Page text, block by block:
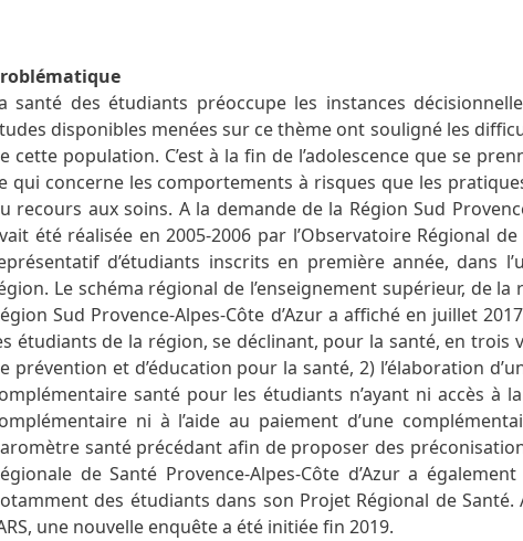
santé des étudiants préoccupe les instances
disponibles menées sur ce thème ont souligné les
cette population. C’est à la fin de l’adolescence que se
qui concerne les comportements à risques que les
recours aux soins. A la demande de la Région Sud
été réalisée en 2005-2006 par l’Observatoire Régional
d’étudiants inscrits en première année, dans
Le schéma régional de l’enseignement supérieur, de la
Sud Provence-Alpes-Côte d’Azur a affiché en juillet
étudiants de la région, se déclinant, pour la santé, en trois
prévention et d’éducation pour la santé, 2) l’élaboration
santé pour les étudiants n’ayant ni accès à
ni à l’aide au paiement d’une
santé précédant afin de proposer des
de Santé Provence-Alpes-Côte d’Azur a
des étudiants dans son Projet Régional de
une nouvelle enquête a été initiée fin 2019.